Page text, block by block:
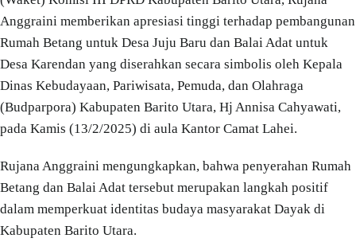
Anggraini memberikan apresiasi tinggi terhadap pembangunan
Rumah Betang untuk Desa Juju Baru dan Balai Adat untuk
Desa Karendan yang diserahkan secara simbolis oleh Kepala
Dinas Kebudayaan, Pariwisata, Pemuda, dan Olahraga
(Budparpora) Kabupaten Barito Utara, Hj Annisa Cahyawati,
pada Kamis (13/2/2025) di aula Kantor Camat Lahei.
Rujana Anggraini mengungkapkan, bahwa penyerahan Rumah
Betang dan Balai Adat tersebut merupakan langkah positif
dalam memperkuat identitas budaya masyarakat Dayak di
Kabupaten Barito Utara.